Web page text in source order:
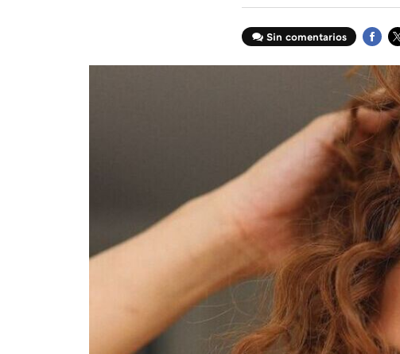
Sin comentarios